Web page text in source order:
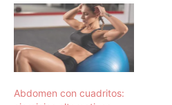
Abdomen con cuadritos: